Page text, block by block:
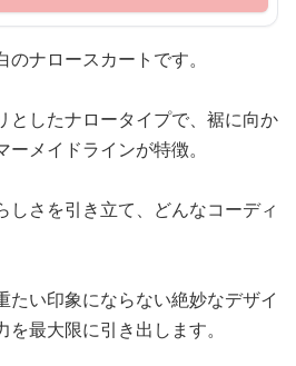
ナロースカートです。
としたナロータイプで、裾に向か
メイドラインが特徴。
しさを引き立て、どんなコーディ
たい印象にならない絶妙なデザイ
最大限に引き出します。